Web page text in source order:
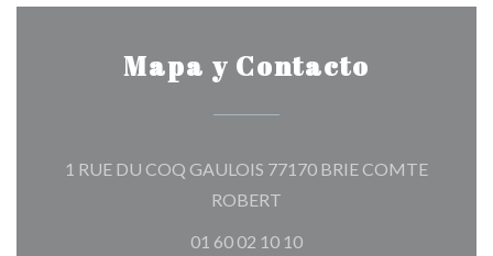
Mapa y Contacto
1 RUE DU COQ GAULOIS 77170 BRIE COMTE
ROBERT
01 60 02 10 10